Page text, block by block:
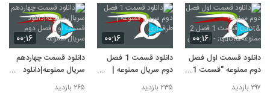
https://tinyurl.com
/mamnooe14 (جهت
دانلود ممنوعه + قسمت
چهاردهم 14| فصل دوم
قسمت اول روی
۰۰:۱۶
دانلود قسمت اول فصل
دوم ممنوعه "قسمت 1
فصل 2 ممنوعه" -
لیمونادی
۲۹۷ بازدید
۰۰:۱۶
دانلود قسمت 1 فصل
دوم سریال ممنوعه |
طرفداری
۲۳۵ بازدید
۰۰:۱۶
دانلود قسمت چهاردهم
سریال ممنوعه|دانلود
قسمت اول فصل دوم
سریال ممنوعه
۲۶۵ بازدید